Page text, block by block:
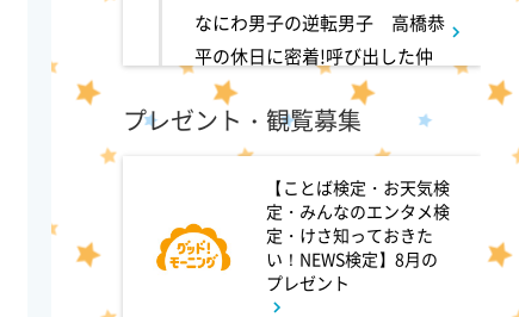
なにわ男子の逆転男子 高橋恭
平の休日に密着!呼び出した仲
良しのある人とは!?
バチバチSTAR
4:30
プレゼント・観覧募集
【ことば検定・お天気検
定・みんなのエンタメ検
定・けさ知っておきた
い！NEWS検定】8月の
プレゼント